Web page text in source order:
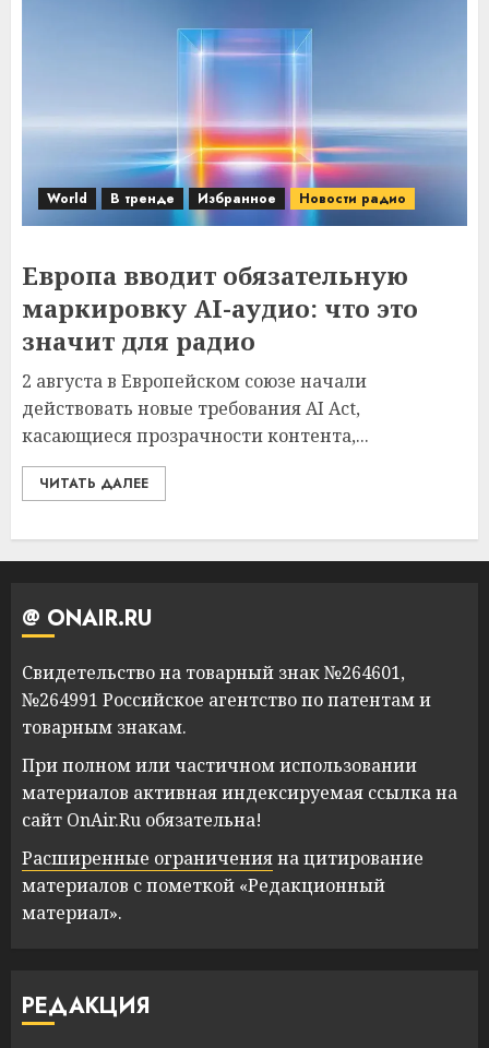
World В тренде Избранное Новости радио
Европа вводит обязательную
маркировку AI-аудио: что это
значит для радио
2 августа в Европейском союзе начали
действовать новые требования AI Act,
касающиеся прозрачности контента,...
ЧИТАТЬ ДАЛЕЕ
@ ONAIR.RU
Свидетельство на товарный знак №264601,
№264991 Российское агентство по патентам и
товарным знакам.
При полном или частичном использовании
материалов активная индексируемая ссылка на
сайт OnAir.Ru обязательна!
Расширенные ограниченияна цитирование
материалов с пометкой «Редакционный
материал».
РЕДАКЦИЯ